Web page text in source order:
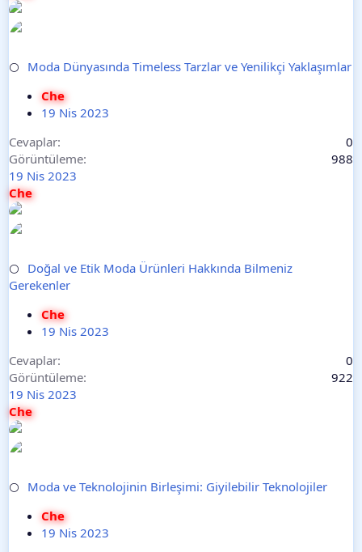
⚪
Moda Dünyasında Timeless Tarzlar ve Yenilikçi Yaklaşımlar
Che
19 Nis 2023
Cevaplar
0
Görüntüleme
988
19 Nis 2023
Che
⚪
Doğal ve Etik Moda Ürünleri Hakkında Bilmeniz
Gerekenler
Che
19 Nis 2023
Cevaplar
0
Görüntüleme
922
19 Nis 2023
Che
⚪
Moda ve Teknolojinin Birleşimi: Giyilebilir Teknolojiler
Che
19 Nis 2023